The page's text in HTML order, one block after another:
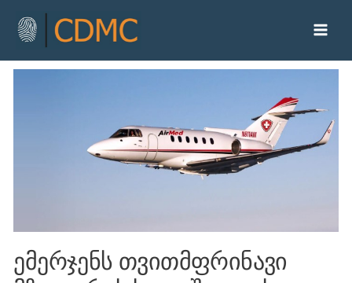
ემერჯენს თვითმფრინავი